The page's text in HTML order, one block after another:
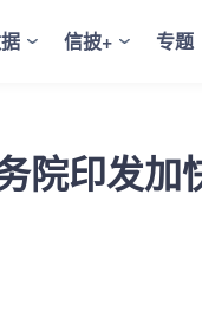
信披+ 专题
院印发加